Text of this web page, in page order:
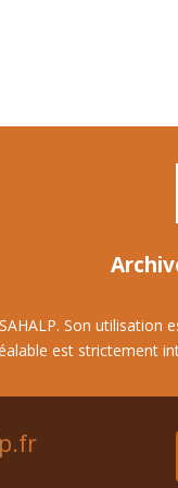
Son
est strictement